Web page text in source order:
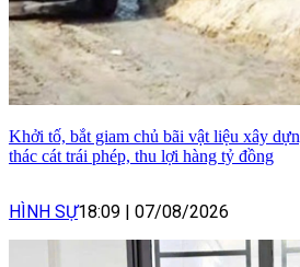
Khởi tố, bắt giam chủ bãi vật liệu xây
thác cát trái phép, thu lợi hàng tỷ đồng
HÌNH SỰ18:09 | 07/08/2026